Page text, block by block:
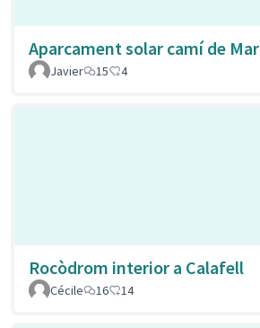
Aparcament solar camí de Mar
Javier
15 4
Rocòdrom interior a Calafell
Cécile
16 14